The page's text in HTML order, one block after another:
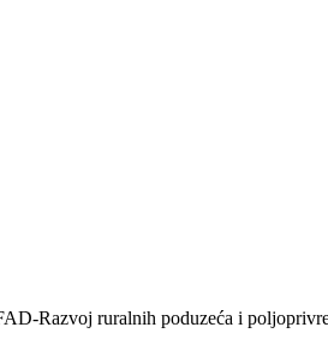
Razvoj ruralnih poduzeća i